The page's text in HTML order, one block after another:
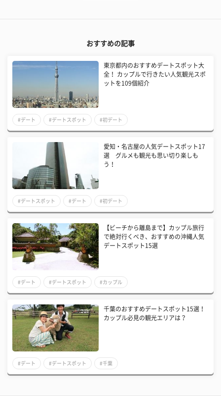
おすすめの記事
東京都内のおすすめデートスポット大
全！ カップルで行きたい人気観光スポ
ットを109個紹介
#デート #デートスポット #初デート
愛知・名古屋の人気デートスポット17
選 グルメも観光も思い切り楽しも
う！
#デートスポット #デート #初デート
【ビーチから離島まで】カップル旅行
で絶対行くべき、おすすめの沖縄人気
デートスポット15選
#デート #デートスポット #カップル
千葉のおすすめデートスポット15選！
カップル必見の観光エリアは？
#デート #デートスポット #千葉